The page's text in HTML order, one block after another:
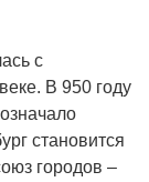
с
В 950 году
становится
городов –